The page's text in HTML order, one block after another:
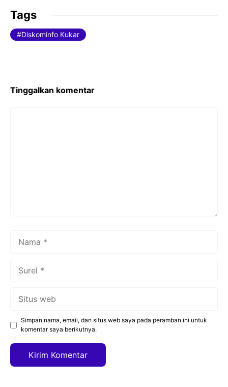
c
e
b
k
er l
Tags
Diskominfo Kukar
Tinggalkan komentar
Simpan nama, email, dan situs web saya pada peramban ini untuk
komentar saya berikutnya.